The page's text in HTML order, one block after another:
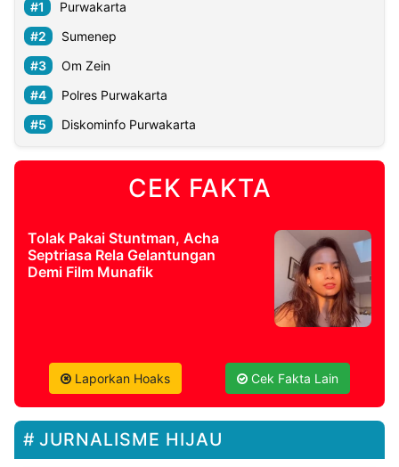
Purwakarta
Sumenep
Om Zein
Polres Purwakarta
Diskominfo Purwakarta
CEK FAKTA
Tolak Pakai Stuntman, Acha
Septriasa Rela Gelantungan
Demi Film Munafik
Laporkan Hoaks Cek Fakta Lain
JURNALISME HIJAU